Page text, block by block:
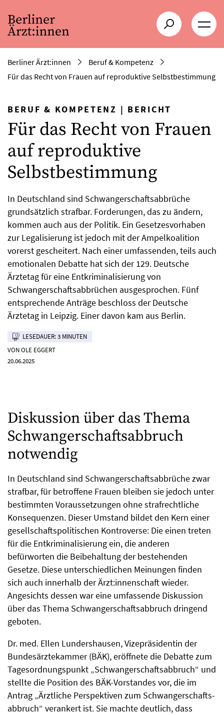
Berliner Ärzt:innen
Beruf & Kompetenz
Für das Recht von Frauen auf reproduktive Selbstbestimmung
BERUF & KOMPETENZ | BERICHT
Für das Recht von Frauen
auf reproduktive
Selbstbestimmung
In Deutschland sind Schwangerschaftsabbrüche
grundsätzlich strafbar. Forderungen, das zu ändern,
kommen auch aus der Politik. Ein Gesetzesvorhaben
zur Legalisierung ist jedoch mit der Ampelkoalition
vorerst gescheitert. Nach einer umfassenden, teils auch
emotionalen Debatte hat sich der 129. Deutsche
Ärztetag für eine Entkriminalisierung von
Schwangerschaftsabbrüchen ausgesprochen. Fünf
entsprechende Anträge beschloss der Deutsche
Ärztetag in Leipzig. Einer davon kam aus Berlin.
LESEDAUER: 3 MINUTEN
VON OLE EGGERT
20.06.2025
Diskussion über das Thema
Schwangerschaftsabbruch
notwendig
In Deutschland sind Schwangerschaftsabbrüche zwar
strafbar, für betroffene Frauen bleiben sie jedoch unter
bestimmten Voraussetzungen ohne strafrechtliche
Konsequenzen. Dieser Umstand bildet den Kern einer
gesellschaftspolitischen Kontroverse: Die einen treten
für die Entkriminalisierung ein, die anderen
befürworten die Beibehaltung der bestehenden
Gesetze. Diese unterschiedlichen Meinungen finden
sich auch innerhalb der Ärzt:innen­schaft wieder.
Angesichts dessen war eine umfassende Diskussion
über das Thema Schwangerschaftsabbruch dringend
geboten.
Dr. med. Ellen Lundershausen, Vizepräsidentin der
Bundesärzte­kammer (BÄK), eröffnete die Debatte zum
Tagesordnungspunkt „Schwangerschaftsabbruch“ und
stellte die Position des BÄK-Vorstandes vor, die im
Antrag „Ärztliche Perspektiven zum Schwangerschafts­
abbruch“ verankert ist. Sie machte deutlich, dass